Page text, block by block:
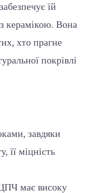
їй
керамікою. Вона
хто прагне
покрівлі
завдяки
її міцність
має високу